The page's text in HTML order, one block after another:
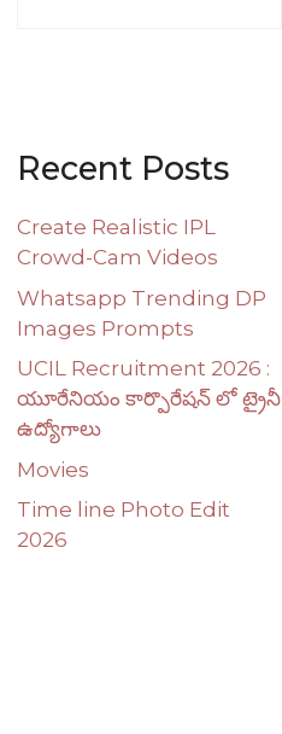
Recent Posts
Create Realistic IPL
Crowd-Cam Videos
Whatsapp Trending DP
Images Prompts
UCIL Recruitment 2026 :
యూరేనియం కార్పొరేషన్ లో ట్రైనీ
ఉద్యోగాలు
Movies
Time line Photo Edit
2026